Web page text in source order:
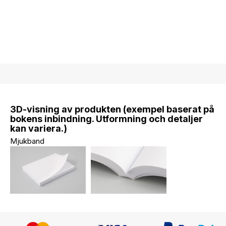
3D-visning av produkten (exempel baserat på
bokens inbindning. Utformning och detaljer
kan variera.)
Mjukband